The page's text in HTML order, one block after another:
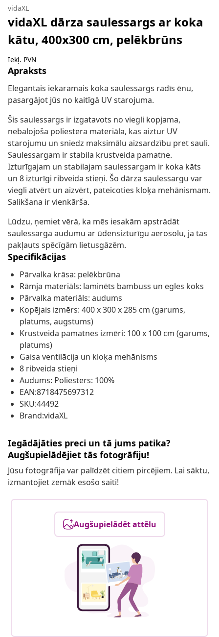
vidaXL
vidaXL dārza saulessargs ar koka
kātu, 400x300 cm, pelēkbrūns
Iekļ. PVN
Apraksts
Elegantais iekaramais koka saulessargs radīs ēnu,
pasargājot jūs no kaitīgā UV starojuma.
Šis saulessargs ir izgatavots no viegli kopjama,
nebalojoša poliestera materiāla, kas aiztur UV
starojumu un sniedz maksimālu aizsardzību pret sauli.
Saulessargam ir stabila krustveida pamatne.
Izturīgajam un stabilajam saulessargam ir koka kāts
un 8 izturīgi ribveida stieņi. Šo dārza saulessargu var
viegli atvērt un aizvērt, pateicoties kloķa mehānismam.
Salikšana ir vienkārša.
Lūdzu, ņemiet vērā, ka mēs iesakām apstrādāt
saulessarga audumu ar ūdensizturīgu aerosolu, ja tas
pakļauts spēcīgām lietusgāzēm.
Specifikācijas
Pārvalka krāsa: pelēkbrūna
Rāmja materiāls: laminēts bambuss un egles koks
Pārvalka materiāls: audums
Kopējais izmērs: 400 x 300 x 285 cm (garums,
platums, augstums)
Krustveida pamatnes izmēri: 100 x 100 cm (garums,
platums)
Gaisa ventilācija un kloķa mehānisms
8 ribveida stieņi
Audums: Poliesters: 100%
EAN:8718475697312
SKU:44492
Brand:vidaXL
Iegādājāties preci un tā jums patika?
Augšupielādējiet tās fotogrāfiju!
Jūsu fotogrāfija var palīdzēt citiem pircējiem. Lai sāktu,
izmantojiet zemāk esošo saiti!
Augšupielādēt attēlu